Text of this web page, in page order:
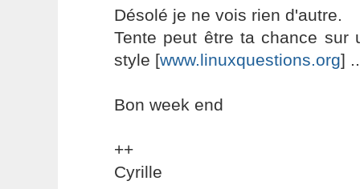
Désolé je ne vois rien d'autre.
Tente peut être ta chance sur
style [www.linuxquestions.org]
Bon week end
++
Cyrille